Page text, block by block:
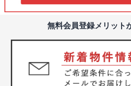
無料会員登録メリット